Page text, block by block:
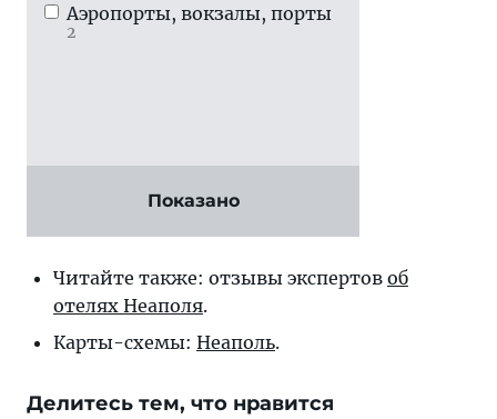
Показано
Аэропорты, вокзалы, порты
2
Читайте также: отзывы экспертов об
отелях Неаполя.
Карты-схемы: Неаполь.
Делитесь тем, что нравится